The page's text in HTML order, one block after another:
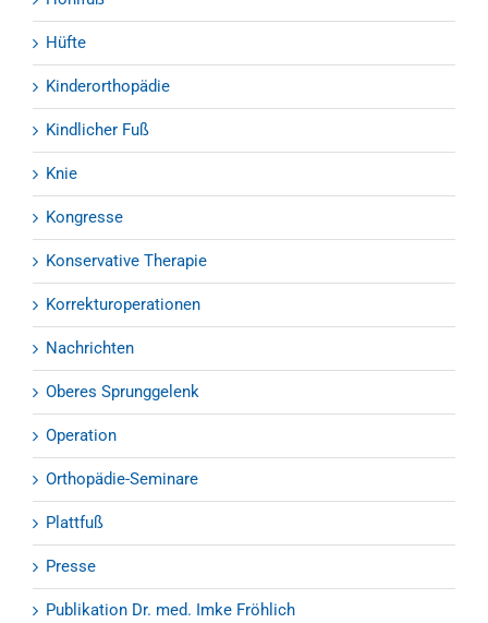
Hüfte
Kinderorthopädie
Kindlicher Fuß
Knie
Kongresse
Konservative Therapie
Korrekturoperationen
Nachrichten
Oberes Sprunggelenk
Operation
Orthopädie-Seminare
Plattfuß
Presse
Publikation Dr. med. Imke Fröhlich